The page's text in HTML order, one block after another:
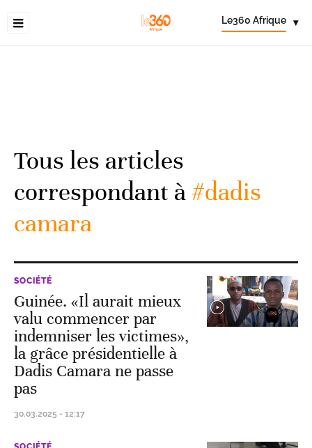
Le360 Afrique ▾
Tous les articles
correspondant à#dadis
camara
SOCIÉTÉ
Guinée. «Il aurait mieux
valu commencer par
indemniser les victimes»,
la grâce présidentielle à
Dadis Camara ne passe
pas
30.03.2025 - 12:17